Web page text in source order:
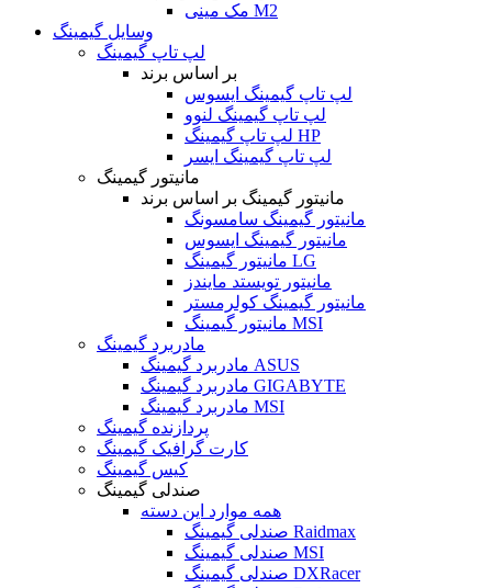
مک مینی M2
وسایل گیمینگ
لپ تاپ گیمینگ
بر اساس برند
لپ تاپ گیمینگ ایسوس
لپ تاپ گیمینگ لنوو
لپ تاپ گیمینگ HP
لپ تاپ گیمینگ ایسر
مانیتور گیمینگ
مانیتور گیمینگ بر اساس برند
مانیتور گیمینگ سامسونگ
مانیتور گیمینگ ایسوس
مانیتور گیمینگ LG
مانیتور تویستد مایندز
مانیتور گیمینگ کولرمستر
مانیتور گیمینگ MSI
مادربرد گیمینگ
مادربرد گیمینگ ASUS
مادربرد گیمینگ GIGABYTE
مادربرد گیمینگ MSI
پردازنده گیمینگ
کارت گرافیک گیمینگ
کیس گیمینگ
صندلی گیمینگ
همه موارد این دسته
صندلی گیمینگ Raidmax
صندلی گیمینگ MSI
صندلی گیمینگ DXRacer